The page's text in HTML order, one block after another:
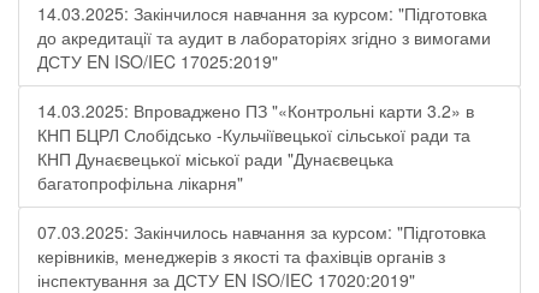
14.03.2025: Закінчилося навчання за курсом: "Підготовка
до акредитації та аудит в лабораторіях згідно з вимогами
ДСТУ EN ISO/IEC 17025:2019"
14.03.2025: Впроваджено ПЗ "«Контрольні карти 3.2» в
КНП БЦРЛ Слобідсько -Кульчіївецької сільської ради та
КНП Дунаєвецької міської ради "Дунаєвецька
багатопрофільна лікарня"
07.03.2025: Закінчилось навчання за курсом: "Підготовка
керівників, менеджерів з якості та фахівців органів з
інспектування за ДСТУ EN ISO/IEC 17020:2019"